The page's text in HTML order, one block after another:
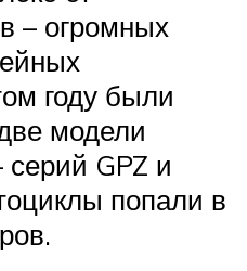
– огромных
году были
модели
GPZ и
попали в